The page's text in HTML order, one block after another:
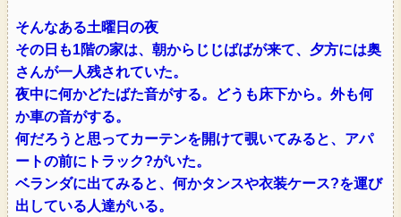
そんなある土曜日の夜
その日も1階の家は、朝からじじばばが来て、夕方には奥
さんが一人残されていた。
夜中に何かどたばた音がする。どうも床下から。外も何
か車の音がする。
何だろうと思ってカーテンを開けて覗いてみると、アパ
ートの前にトラック?がいた。
ベランダに出てみると、何かタンスや衣装ケース?を運び
出している人達がいる。